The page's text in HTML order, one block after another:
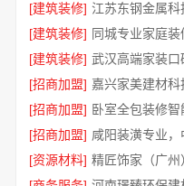
[建筑装修]
[建筑装修]
[建筑装修]
[招商加盟] 嘉兴家美建材
[招商加盟]
[招商加盟]
[资源材料] 精匠饰家（广